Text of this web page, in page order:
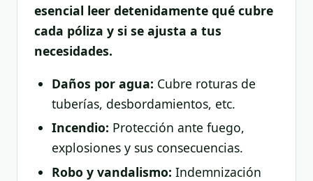
esencial leer detenidamente qué cubre
cada póliza y si se ajusta a tus
necesidades.
Daños por agua: Cubre roturas de
tuberías, desbordamientos, etc.
Incendio: Protección ante fuego,
explosiones y sus consecuencias.
Robo y vandalismo: Indemnización